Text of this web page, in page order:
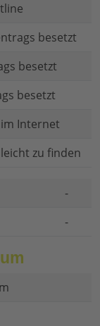
besetzt
besetzt
besetzt
Internet
zu finden
-
-